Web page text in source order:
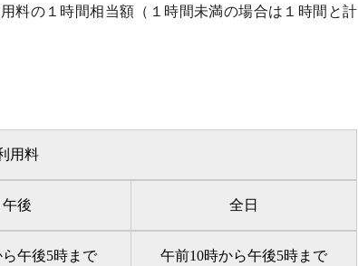
料の１時間相当額（１時間未満の場合は１時間と計
用料
午後 全日
午後5時まで 午前10時から午後5時まで